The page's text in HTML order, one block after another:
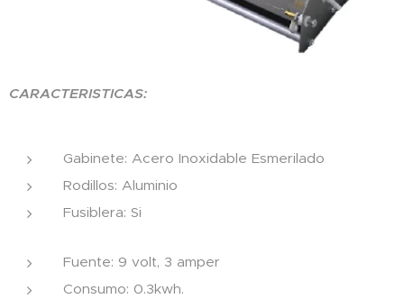
CARACTERISTICAS:
Gabinete: Acero Inoxidable Esmerilado
Rodillos: Aluminio
Fusiblera: Si
Fuente: 9 volt, 3 amper
Consumo: 0.3kwh.